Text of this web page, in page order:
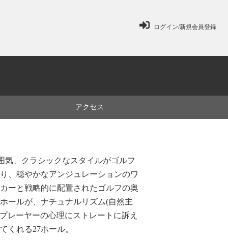
ログイン/新規会員登録
アクセス
気、クラシックなスタイルがゴルフ
、穏やかなアンジュレーションのワ
ーと戦略的に配置されたゴルフの奥
ールが、ナチュナルリズム(自然主
レーヤーの心理にストレートに訴え
くれる27ホール。